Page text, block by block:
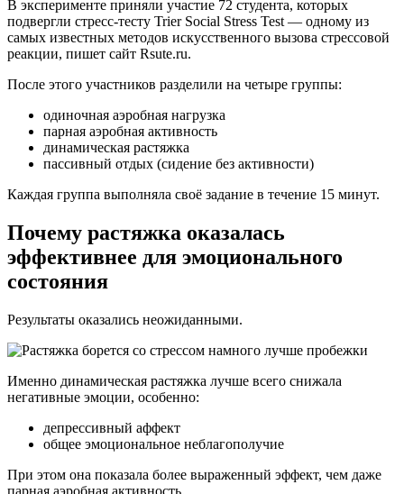
В эксперименте приняли участие 72 студента, которых
подвергли стресс-тесту Trier Social Stress Test — одному из
самых известных методов искусственного вызова стрессовой
реакции, пишет сайт Rsute.ru.
После этого участников разделили на четыре группы:
одиночная аэробная нагрузка
парная аэробная активность
динамическая растяжка
пассивный отдых (сидение без активности)
Каждая группа выполняла своё задание в течение 15 минут.
Почему растяжка оказалась
эффективнее для эмоционального
состояния
Результаты оказались неожиданными.
Именно динамическая растяжка лучше всего снижала
негативные эмоции, особенно:
депрессивный аффект
общее эмоциональное неблагополучие
При этом она показала более выраженный эффект, чем даже